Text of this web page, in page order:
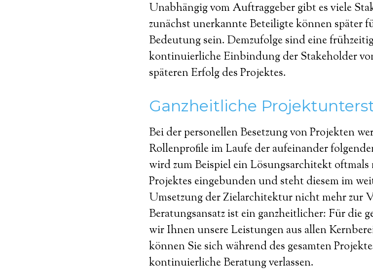
Unabhängig vom Auftraggeber gibt es viele
zunächst unerkannte Beteiligte können später
Bedeutung sein. Demzufolge sind eine
kontinuierliche Einbindung der Stakeholder
späteren Erfolg des Projektes.
Ganzheitliche
Bei der personellen Besetzung von Projekten
Rollenprofile im Laufe der aufeinander
wird zum Beispiel ein Lösungsarchitekt oftmals
Projektes eingebunden und steht diesem im
Umsetzung der Zielarchitektur nicht mehr zur
Beratungsansatz ist ein ganzheitlicher: Für die
wir Ihnen unsere Leistungen aus allen
können Sie sich während des gesamten
kontinuierliche Beratung verlassen.